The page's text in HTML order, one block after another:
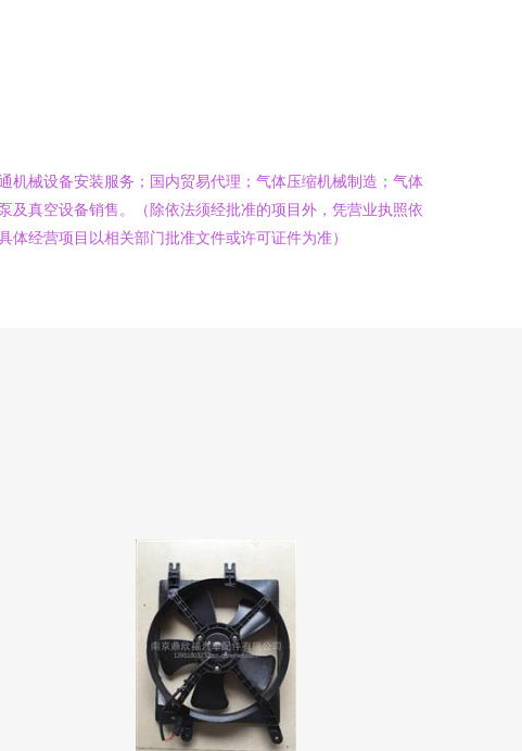
机械设备安装服务；国内贸易代理；气体压缩机械制造；气体
真空设备销售。（除依法须经批准的项目外，凭营业执照依
经营项目以相关部门批准文件或许可证件为准）